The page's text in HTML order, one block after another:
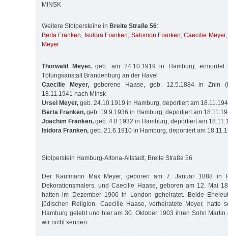
MINSK
Weitere Stolpersteine in Breite Straße 56:
Berta Franken, Isidora Franken, Salomon Franken,Caecilie Meyer
Meyer
Thorwald Meyer,geb. am 24.10.1919 in Hamburg,
Tötungsanstalt Brandenburg an der Havel
Caecilie Meyer,geborene Haase, geb. 12.5.1884 in Znin
18.11.1941 nach Minsk
Ursel Meyer, geb. 24.10.1919 in Hamburg, deportiert am
Berta Franken, geb. 19.9.1936 in Hamburg, deportiert am
Joachim Franken, geb. 4.8.1932 in Hamburg, deportiert am
Isidora Franken, geb. 21.6.1910 in Hamburg, deportiert am
Stolperstein Hamburg-Altona-Altstadt, Breite Straße 56
Der Kaufmann Max Meyer, geboren am 7. Januar 1888 in
Dekorationsmalers, und Caecilie Haase, geboren am 12. Mai
hatten im Dezember 1906 in London geheiratet. Beide
jüdischen Religion. Caecilie Haase, verheiratete Meyer, hatte
Hamburg gelebt und hier am 30. Oktober 1903 ihren Sohn Martin
wir nicht kennen.